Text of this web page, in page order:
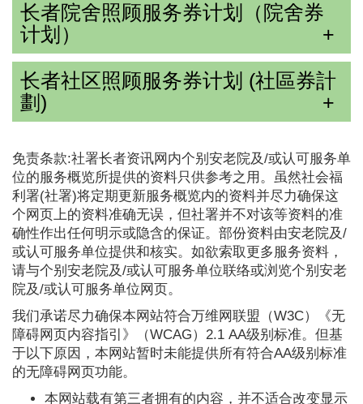
长者院舍照顾服务券计划（院舍券
计划）
长者社区照顾服务券计划 (社區券計
劃)
免责条款:社署长者资讯网内个别安老院及/或认可服务单
位的服务概览所提供的资料只供参考之用。虽然社会福
利署(社署)将定期更新服务概览内的资料并尽力确保这
个网页上的资料准确无误，但社署并不对该等资料的准
确性作出任何明示或隐含的保证。部份资料由安老院及/
或认可服务单位提供和核实。如欲索取更多服务资料，
请与个别安老院及/或认可服务单位联络或浏览个别安老
院及/或认可服务单位网页。
我们承诺尽力确保本网站符合万维网联盟（W3C）《无
障碍网页内容指引》（WCAG）2.1 AA级别标准。但基
于以下原因，本网站暂时未能提供所有符合AA级别标准
的无障碍网页功能。
本网站载有第三者拥有的内容，并不适合改变显示